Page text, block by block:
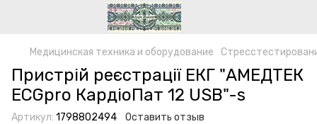
Медицинская техника и оборудование
Пристрій реєстрації ЕКГ "АМЕДТЕК
ECGpro КардіоПат 12 USB"-s
Артикул: 1798802494 Оставить отзыв